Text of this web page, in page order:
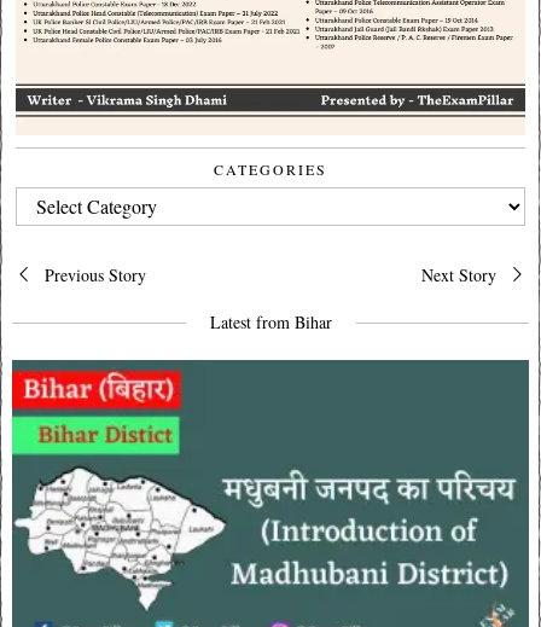
CATEGORIES
CATEGORIES
Post
navigation
Previous Story Next Story
Latest from Bihar